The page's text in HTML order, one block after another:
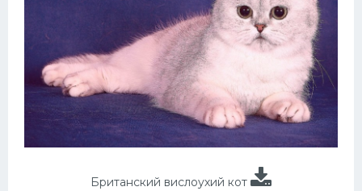
Британский вислоухий кот